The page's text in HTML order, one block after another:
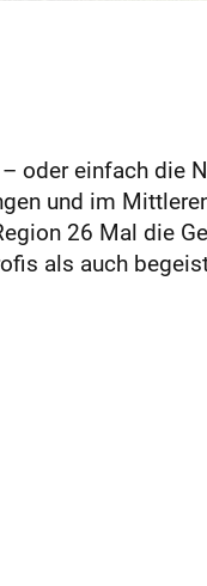
oder einfach die
und im
26 Mal die
als auch